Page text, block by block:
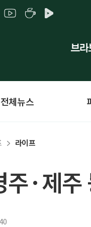
전체뉴스
라이프
·제주